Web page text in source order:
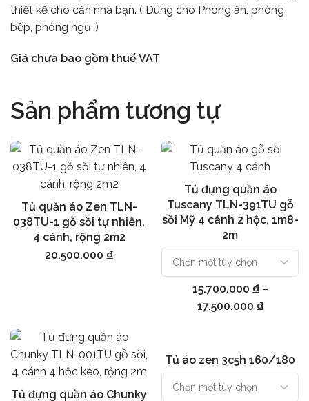
thiết kế cho căn nhà bạn. ( Dùng cho Phòng ăn, phòng
bếp, phòng ngủ..)
Giá chưa bao gồm thuế VAT
Sản phẩm tương tự
Thêm vào giỏ hàng
Tủ quần áo Zen TLN-
038TU-1 gỗ sồi tự nhiên,
4 cánh, rộng 2m2
20.500.000 ₫
Chọn
Tủ đựng quần áo
Tuscany TLN-391TU gỗ
sồi Mỹ 4 cánh 2 hộc, 1m8-
2m
15.700.000 ₫ –
17.500.000 ₫
Thêm vào giỏ hàng
Tủ đựng quần áo Chunky
Chọn
Tủ áo zen 3c5h 160/180